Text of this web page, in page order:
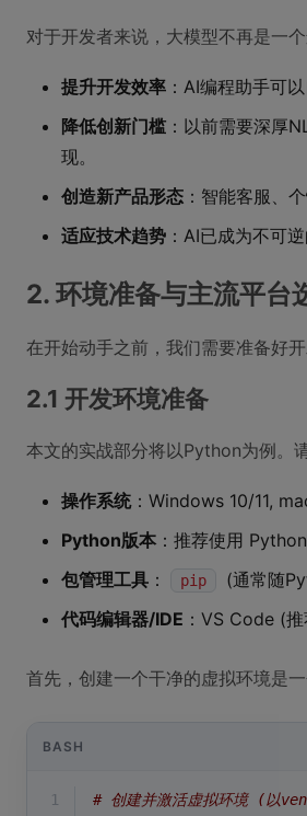
对于开发者来说，大模型不再是一
提升开发效率 ：AI编程助手可
降低创新门槛 ：以前需要深厚
现。
创造新产品形态 ：智能客服、
适应技术趋势 ：AI已成为不可
2. 环境准备与主流平台
在开始动手之前，我们需要准备好
2.1 开发环境准备
本文的实战部分将以Python为例。
操作系统：Windows 10/11,
Python版本 ：推荐使用
包管理工具 ： pip
(通常随
代码编辑器/IDE ：VS Code (
首先，创建一个干净的虚拟环境是
BASH
1
# 创建并激活虚拟环境 (以